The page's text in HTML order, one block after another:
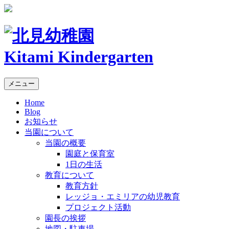
Kitami Kindergarten
メニュー
Home
Blog
お知らせ
当園について
当園の概要
園庭と保育室
1日の生活
教育について
教育方針
レッジョ・エミリアの幼児教育
プロジェクト活動
園長の挨拶